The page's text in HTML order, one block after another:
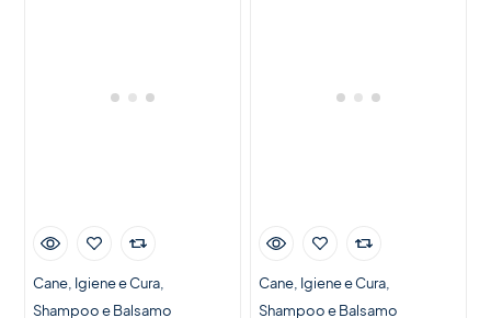
Cane Igiene e Cura
Shampoo e Balsamo
Cane Igiene e Cura
Shampoo e Balsamo